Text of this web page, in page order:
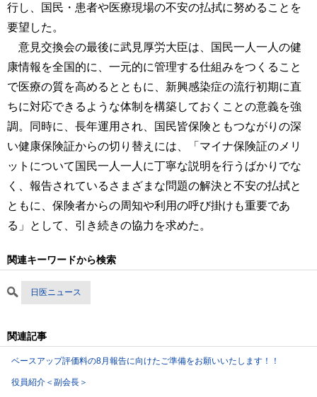
行し、国民・患者や医療現場の不安の払拭に努めることを
要望した。
意見交換会の最後に武見厚労大臣は、国民一人一人の健
康情報を全国的に、一元的に管理する仕組みをつくること
で医療の質を高めるとともに、新興感染症の流行初期に直
ちに対応できるような体制を構築しておくことの意義を強
調。同時に、長年運用され、国民皆保険ともつながりの深
い健康保険証からの切り替えには、「マイナ保険証のメリ
ットについて国民一人一人に丁寧な説明を行うばかりでな
く、報告されているさまざまな問題の解決と不安の払拭と
ともに、保険者からの周知や利用の呼び掛けも重要であ
る」として、引き続きの協力を求めた。
関連キーワードから検索
日医ニュース
関連記事
ベースアップ評価料の8月報告に向けたご準備をお願いいたします！！
役員紹介＜副会長＞